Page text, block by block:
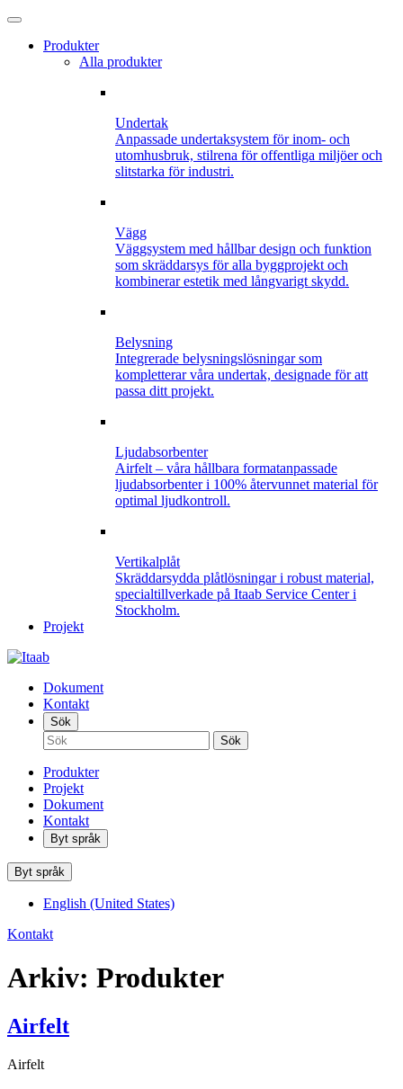
Produkter
Alla produkter
Undertak
Anpassade undertaksystem för inom- och
utomhusbruk, stilrena för offentliga miljöer och
slitstarka för industri.
Vägg
Väggsystem med hållbar design och funktion
som skräddarsys för alla byggprojekt och
kombinerar estetik med långvarigt skydd.
Belysning
Integrerade belysningslösningar som
kompletterar våra undertak, designade för att
passa ditt projekt.
Ljudabsorbenter
Airfelt – våra hållbara formatanpassade
ljudabsorbenter i 100% återvunnet material för
optimal ljudkontroll.
Vertikalplåt
Skräddarsydda plåtlösningar i robust material,
specialtillverkade på Itaab Service Center i
Stockholm.
Projekt
Dokument
Kontakt
Sök
Produkter
Projekt
Dokument
Kontakt
Byt språk
Byt språk
English (United States)
Kontakt
Arkiv: Produkter
Airfelt
Airfelt